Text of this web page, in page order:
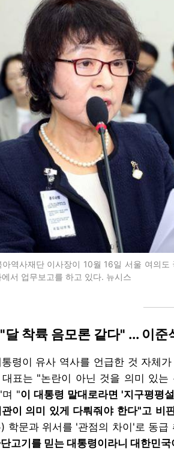
아역사재단 이사장이 10월 16일 서울 여의
서 업무보고를 하고 있다. 뉴시스
달 착륙 음모론 같다" ... 이준
령이 유사 역사를 언급한 것 자체
대표는 "논란이 아닌 것을 의미 있
며 "이 대통령 말대로라면 '지구평평
이 의미 있게 다뤄줘야 한다"고 비
학문과 위서를 '관점의 차이'로 동급
고기를 믿는 대통령이라니 대한민